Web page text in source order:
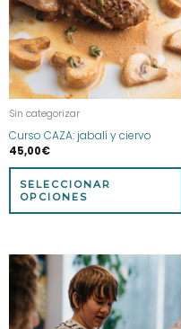
Sin categorizar
Curso CAZA: jabalí y ciervo
45,00€
SELECCIONAR
OPCIONES